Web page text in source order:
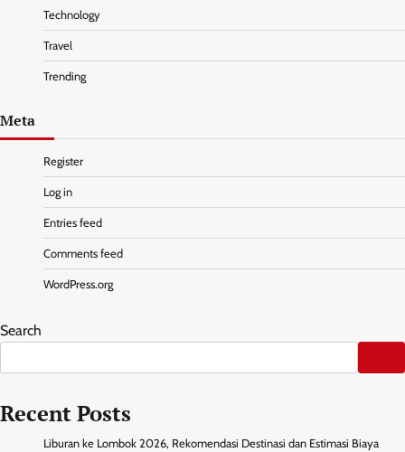
Technology
Travel
Trending
Meta
Register
Log in
Entries feed
Comments feed
WordPress.org
Search
Recent Posts
Liburan ke Lombok 2026, Rekomendasi Destinasi dan Estimasi Biaya